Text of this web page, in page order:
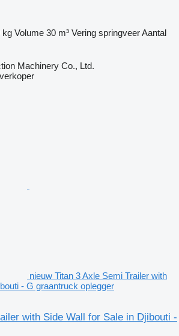
kg Volume 30 m³ Vering springveerAantal
Machinery Co., Ltd.
nieuw Titan 3 Axle Semi Trailer with
- G graantruck oplegger
with Side Wall for Sale in Djibouti -